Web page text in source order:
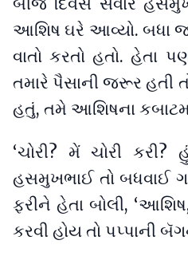
આશિષ ઘરે આવ્યો. બધા
વાતો કરતો હતો. હેતા
તમારે પૈસાની જરૂર હતી
હતું, તમે આશિષના
‘ચોરી? મેં ચોરી કરી?
હસમુખભાઈ તો બધવાઈ
ફરીને હેતા બોલી,
કરવી હોય તો પપ્પાની